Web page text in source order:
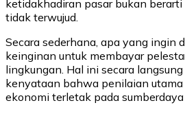
ketidakhadiran pasar bukan
tidak terwujud.
Secara sederhana, apa yang ingin
keinginan untuk membayar
lingkungan. Hal ini secara
kenyataan bahwa penilaian
ekonomi terletak pada